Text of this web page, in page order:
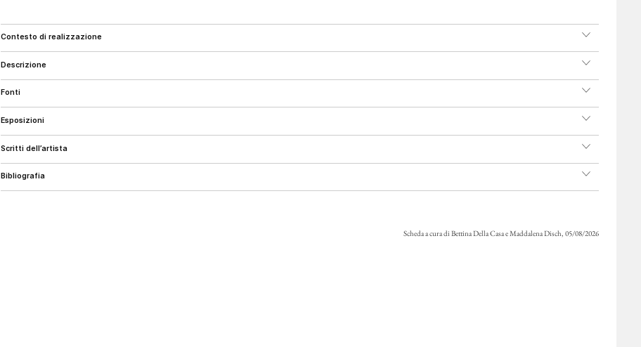
contesto di realizzazione
descrizione
fonti
esposizioni
scritti dell’artista
bibliografia
Scheda a cura di Bettina Della Casa e Maddalena Disch, 05/08/2026